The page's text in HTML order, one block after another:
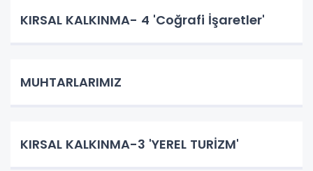
KIRSAL KALKINMA- 4 'Coğrafi İşaretler'
MUHTARLARIMIZ
KIRSAL KALKINMA-3 'YEREL TURİZM'